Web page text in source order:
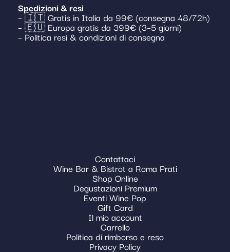
Spedizioni & resi
– 🇮🇹 Gratis in Italia da 99€ (consegna 48/72h)
– 🇪🇺 Europa gratis da 399€ (3–5 giorni)
– Politica resi & condizioni di consegna
Contattaci
Wine Bar & Bistrot a Roma Prati
Shop Online
Degustazioni Premium
Eventi Wine Pop
Gift Card
Il mio account
Carrello
Politica di rimborso e reso
Privacy Policy